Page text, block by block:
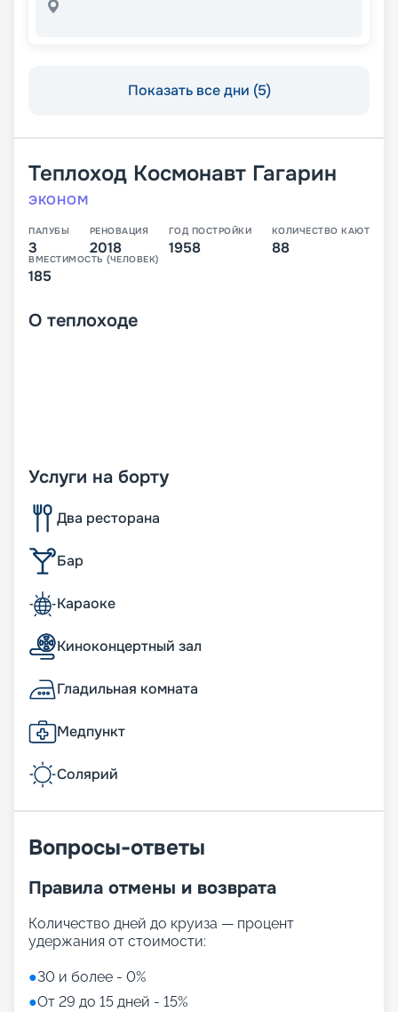
Показать все дни (5)
Теплоход Космонавт Гагарин
ЭКОНОМ
ПАЛУБЫ
3
РЕНОВАЦИЯ
2018
ГОД ПОСТРОЙКИ
1958
КОЛИЧЕСТВО КАЮТ
88
ВМЕСТИМОСТЬ (ЧЕЛОВЕК)
185
О теплоходе
Услуги на борту
Два ресторана
Бар
Караоке
Киноконцертный зал
Гладильная комната
Медпункт
Солярий
Вопросы-ответы
Правила отмены и возврата
Количество дней до круиза — процент
удержания от стоимости:
●30 и более - 0%
●От 29 до 15 дней - 15%